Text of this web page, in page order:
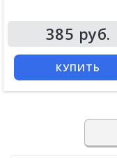
385 руб.
КУПИТЬ